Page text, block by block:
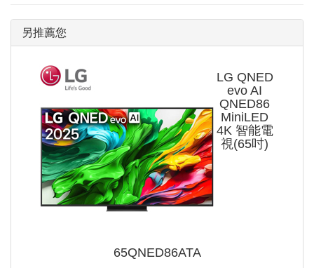
另推薦您
LG QNED
evo AI
QNED86
MiniLED
4K 智能電
視(65吋)
65QNED86ATA